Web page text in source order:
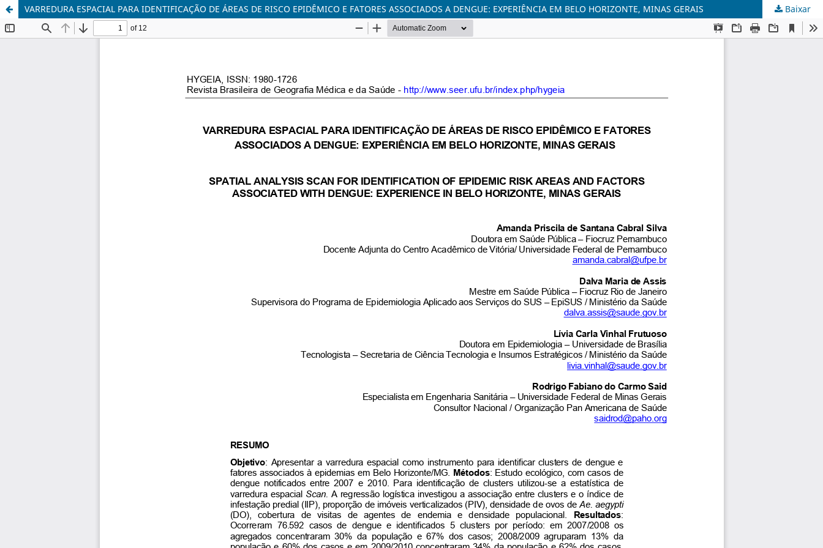
VARREDURA ESPACIAL PARA IDENTIFICAÇÃO DE ÁREAS DE RISCO EPIDÊMICO E FATORES ASSOCIADOS A DENGUE: EXPERIÊNCIA EM BELO HORIZONTE, MINAS GERAIS Baixar